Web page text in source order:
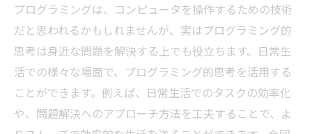
プログラミングは、コンピュータを操作するための技術
だと思われるかもしれませんが、実はプログラミング的
思考は身近な問題を解決する上でも役立ちます。日常生
活での様々な場面で、プログラミング的思考を活用する
ことができます。例えば、日常生活でのタスクの効率化
や、問題解決へのアプローチ方法を工夫することで、よ